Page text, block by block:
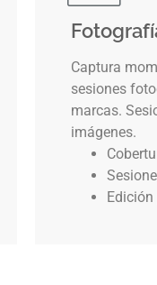
Captura
sesiones
marcas.
imágenes.